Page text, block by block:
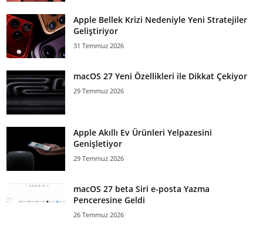
Apple Bellek Krizi Nedeniyle Yeni Stratejiler
Geliştiriyor
31 Temmuz 2026
macOS 27 Yeni Özellikleri ile Dikkat Çekiyor
29 Temmuz 2026
Apple Akıllı Ev Ürünleri Yelpazesini
Genişletiyor
29 Temmuz 2026
macOS 27 beta Siri e-posta Yazma
Penceresine Geldi
26 Temmuz 2026